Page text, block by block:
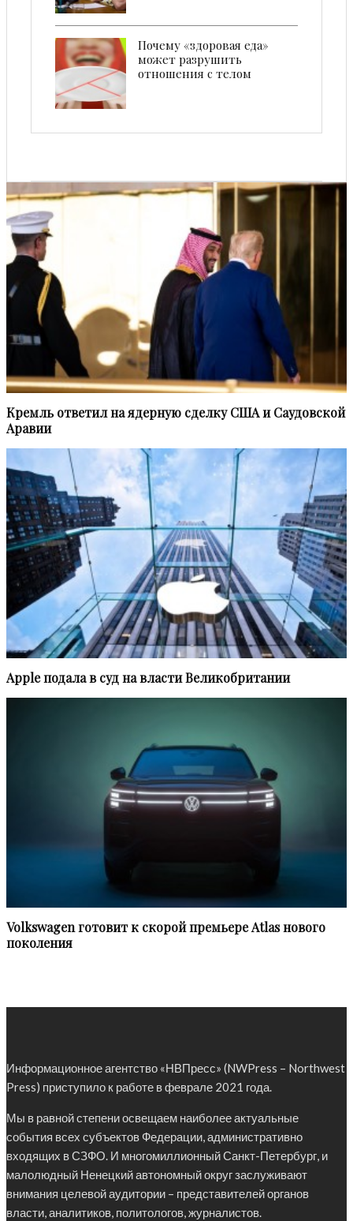
Почему «здоровая еда»
может разрушить
отношения с телом
Кремль ответил на ядерную сделку США и Саудовской
Аравии
Apple подала в суд на власти Великобритании
Volkswagen готовит к скорой премьере Atlas нового
поколения
Информационное агентство «НВПресс» (NWPress – Northwest
Press) приступило к работе в феврале 2021 года.
Мы в равной степени освещаем наиболее актуальные
события всех субъектов Федерации, административно
входящих в СЗФО. И многомиллионный Санкт-Петербург, и
малолюдный Ненецкий автономный округ заслуживают
внимания целевой аудитории – представителей органов
власти, аналитиков, политологов, журналистов.